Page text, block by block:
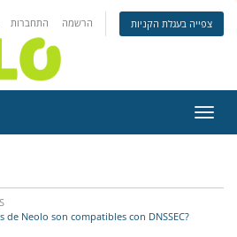
התחברות הרשמה צפייה בעגלת הקניות
Neolo son compatibles con DNSSEC?